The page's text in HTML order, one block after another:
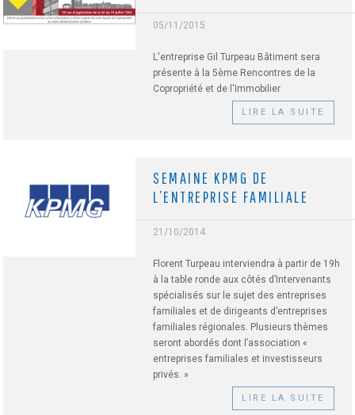
05/11/2015
L'entreprise Gil Turpeau Bâtiment sera
présente à la 5ème Rencontres de la
Copropriété et de l'Immobilier
LIRE LA SUITE
SEMAINE KPMG DE
L’ENTREPRISE FAMILIALE
21/10/2014
Florent Turpeau interviendra à partir de 19h
à la table ronde aux côtés d’Intervenants
spécialisés sur le sujet des entreprises
familiales et de dirigeants d’entreprises
familiales régionales. Plusieurs thèmes
seront abordés dont l’association «
entreprises familiales et investisseurs
privés. »
LIRE LA SUITE